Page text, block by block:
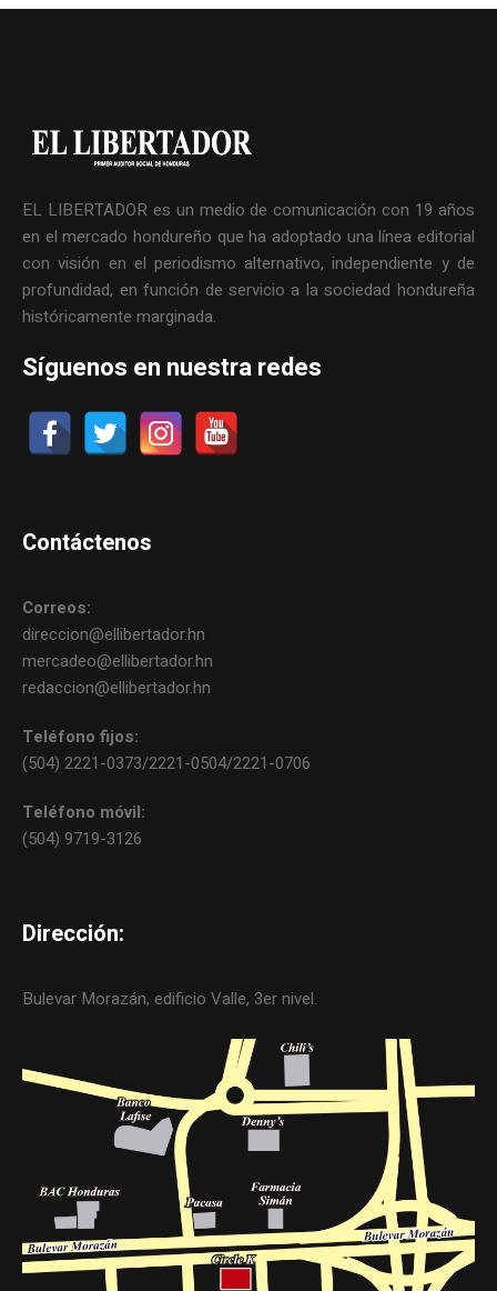
EL LIBERTADOR es un medio de comunicación con 19 años
en el mercado hondureño que ha adoptado una línea editorial
con visión en el periodismo alternativo, independiente y de
profundidad, en función de servicio a la sociedad hondureña
históricamente marginada.
Síguenos en nuestra redes
Contáctenos
Correos:
direccion@ellibertador.hn
mercadeo@ellibertador.hn
redaccion@ellibertador.hn
Teléfono fijos:
(504) 2221-0373/2221-0504/2221-0706
Teléfono móvil:
(504) 9719-3126
Dirección:
Bulevar Morazán, edificio Valle, 3er nivel.